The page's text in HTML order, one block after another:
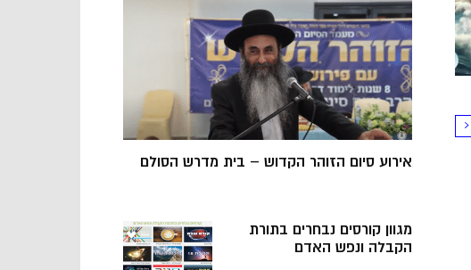
אירוע סיום הזוהר הקדוש – בית מדרש הסולם
מגוון קורסים נבחרים בתורת
הקבלה ונפש האדם